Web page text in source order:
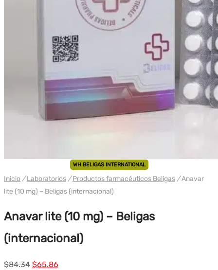
WH BELIGAS INTERNATIONAL
Inicio / Laboratorios / Productos farmacéuticos Beligas /Anavar
lite (10 mg) – Beligas (internacional)
Anavar lite (10 mg) – Beligas
(internacional)
$84.34 El
$65.86